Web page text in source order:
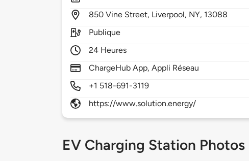
850Vine Street, Liverpool, NY, 13088
Publique
24 Heures
ChargeHub App, Appli Réseau
+1 518-691-3119
https://www.solution.energy/
EV Charging Station Photos